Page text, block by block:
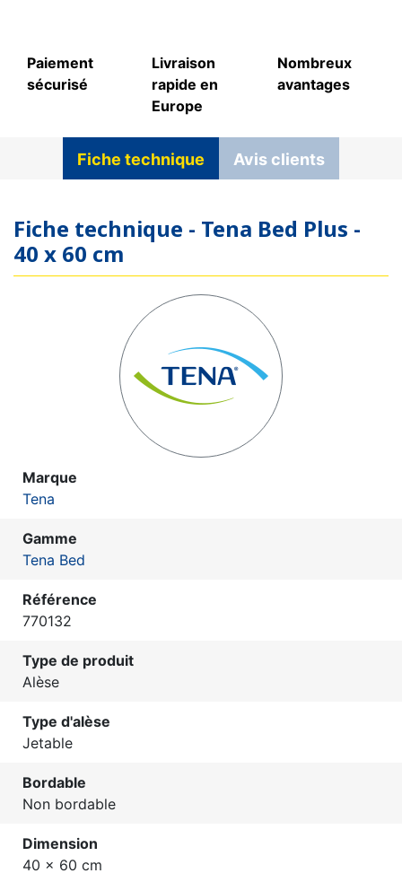
Paiement
sécurisé
Livraison
rapide en
Europe
Nombreux
avantages
Fiche technique Avis clients
Fiche technique - Tena Bed Plus -
40 x 60 cm
Marque
Tena
Gamme
Tena Bed
Référence
770132
Type de produit
Alèse
Type d'alèse
Jetable
Bordable
Non bordable
Dimension
40 x 60 cm